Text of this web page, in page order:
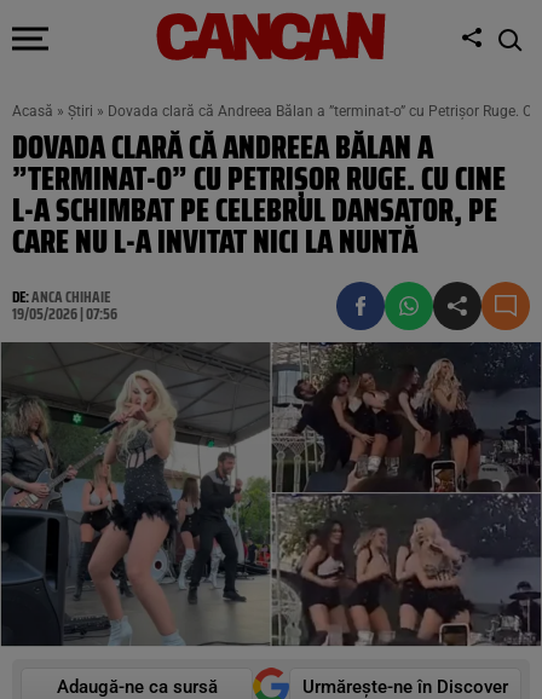
Acasă » Știri » Dovada clară că Andreea Bălan a ”terminat-o” cu Petrișor Ruge.
DOVADA CLARĂ CĂ ANDREEA BĂLAN A
”TERMINAT-O” CU PETRIȘOR RUGE. CU CINE
L-A SCHIMBAT PE CELEBRUL DANSATOR, PE
CARE NU L-A INVITAT NICI LA NUNTĂ
DE:ANCA CHIHAIE
19/05/2026 | 07:56
Adaugă-ne ca sursă
Urmărește-ne în Discover